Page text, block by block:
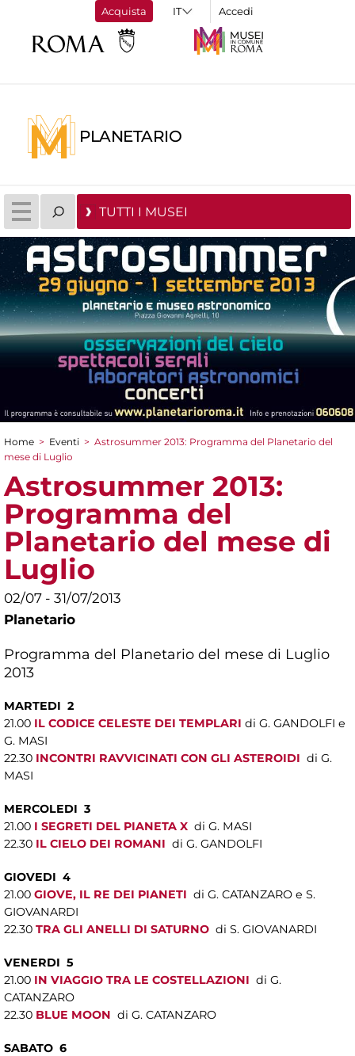
Acquista Accedi
PLANETARIO
TUTTI I MUSEI
Tu sei qui
Home > Eventi > Astrosummer 2013: Programma del Planetario del
mese di Luglio
Astrosummer 2013:
Programma del
Planetario del mese di
Luglio
02/07 - 31/07/2013
Planetario
Programma del Planetario del mese di Luglio
2013
MARTEDI 2
21.00 IL CODICE CELESTE DEI TEMPLARI di G. GANDOLFI e
G. MASI
22.30 INCONTRI RAVVICINATI CON GLI ASTEROIDI di G.
MASI
MERCOLEDI 3
21.00 I SEGRETI DEL PIANETA X di G. MASI
22.30 IL CIELO DEI ROMANI di G. GANDOLFI
GIOVEDI 4
21.00 GIOVE, IL RE DEI PIANETI di G. CATANZARO e S.
GIOVANARDI
22.30 TRA GLI ANELLI DI SATURNO di S. GIOVANARDI
VENERDI 5
21.00 IN VIAGGIO TRA LE COSTELLAZIONI di G.
CATANZARO
22.30 BLUE MOON di G. CATANZARO
SABATO 6